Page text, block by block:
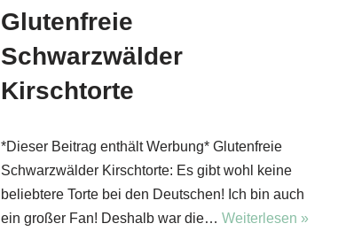
Glutenfreie
Schwarzwälder
Kirschtorte
*Dieser Beitrag enthält Werbung* Glutenfreie
Schwarzwälder Kirschtorte: Es gibt wohl keine
beliebtere Torte bei den Deutschen! Ich bin auch
ein großer Fan! Deshalb war die… Weiterlesen »